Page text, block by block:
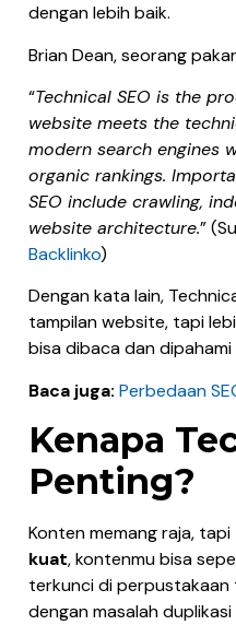
dengan lebih baik.
Brian Dean, seorang
“Technical SEO is the
website meets the
modern search engines
organic rankings.
SEO include crawling,
website architecture.”
Backlinko)
Dengan kata lain,
tampilan website, tapi
bisa dibaca dan
Baca juga: Perbedaan
Kenapa
Penting?
Konten memang raja,
kuat, kontenmu bisa
terkunci di perpustakaan
dengan masalah